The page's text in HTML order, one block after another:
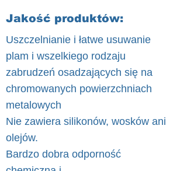
Jakość produktów:
Uszczelnianie i łatwe usuwanie
plam i wszelkiego rodzaju
zabrudzeń osadzających się na
chromowanych powierzchniach
metalowych
Nie zawiera silikonów, wosków ani
olejów.
Bardzo dobra odporność